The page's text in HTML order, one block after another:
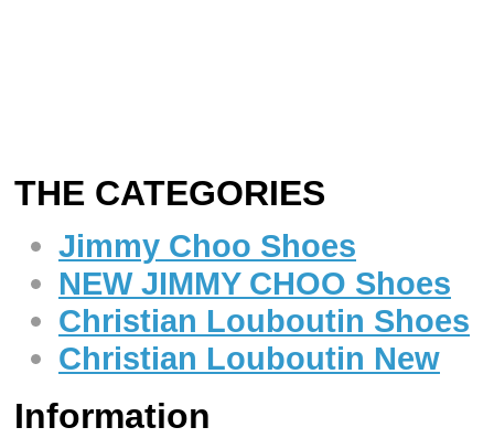
THE CATEGORIES
Jimmy Choo Shoes
NEW JIMMY CHOO Shoes
Christian Louboutin Shoes
Christian Louboutin New
Information